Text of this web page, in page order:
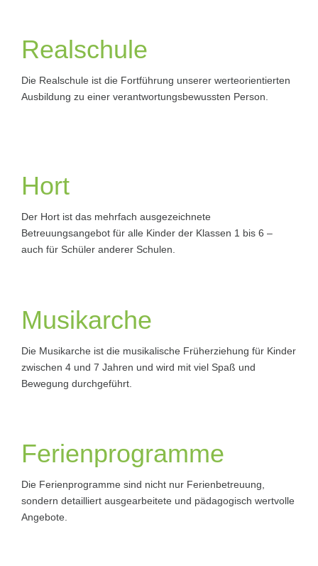
Realschule
Die Realschule ist die Fortführung unserer werteorientierten
Ausbildung zu einer verantwortungsbewussten Person.
Hort
Der Hort ist das mehrfach ausgezeichnete
Betreuungsangebot für alle Kinder der Klassen 1 bis 6 –
auch für Schüler anderer Schulen.
Musikarche
Die Musikarche ist die musikalische Früherziehung für Kinder
zwischen 4 und 7 Jahren und wird mit viel Spaß und
Bewegung durchgeführt.
Ferienprogramme
Die Ferienprogramme sind nicht nur Ferienbetreuung,
sondern detailliert ausgearbeitete und pädagogisch wertvolle
Angebote.